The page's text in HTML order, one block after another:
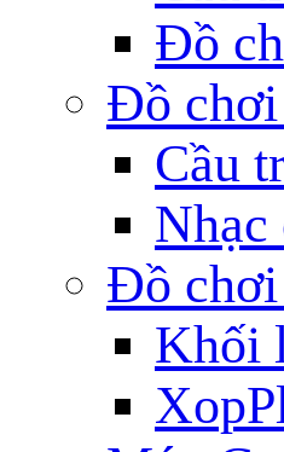
Đồ
Đồ
Cầu
Nhạc
Đồ
Khối